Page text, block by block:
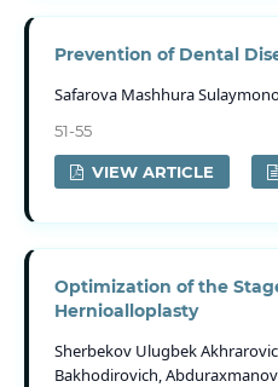
Prevention of Dental
Safarova Mashhura
51-55
VIEW ARTICLE
Optimization of the
Hernioalloplasty
Sherbekov Ulugbek
Bakhodirovich,